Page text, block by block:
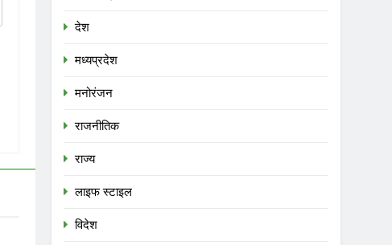
देश
मध्‍यप्रदेश
मनोरंजन
राजनीतिक
राज्य
लाइफ स्टाइल
विदेश